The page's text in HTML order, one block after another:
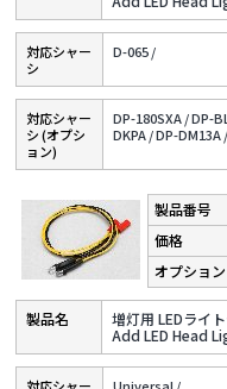
対応シャー
シ
D-065 /
対応シャー
シ (オプシ
ョン)
DP-180SXA /DP-
DKPA /DP-DM13A /
増灯用 LEDライ
Add LED Head